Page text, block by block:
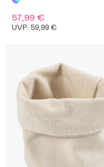
57,99 €
UVP: 59,99 €